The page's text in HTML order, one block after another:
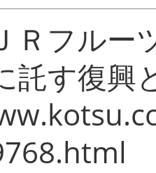
フルー
託す復興